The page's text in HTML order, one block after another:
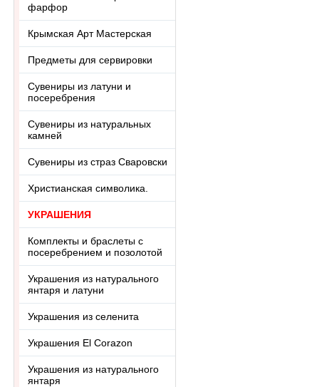
фарфор
Крымская Арт Мастерская
Предметы для сервировки
Сувениры из латуни и
посеребрения
Сувениры из натуральных
камней
Сувениры из страз Сваровски
Христианская символика.
УКРАШЕНИЯ
Комплекты и браслеты с
посеребрением и позолотой
Украшения из натурального
янтаря и латуни
Украшения из селенита
Украшения El Corazon
Украшения из натурального
янтаря